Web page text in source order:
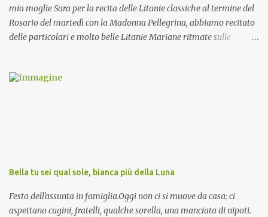
mia moglie Sara per la recita delle Litanie classiche al termine del
Rosario del martedì con la Madonna Pellegrina, abbiamo recitato
delle particolari e molto belle Litanie Mariane ritmate sulle
preghiera.
Bella tu sei qual sole, bianca più della Luna
Festa dell'assunta in famiglia.Oggi non ci si muove da casa: ci
aspettano cugini, fratelli, qualche sorella, una manciata di nipoti.